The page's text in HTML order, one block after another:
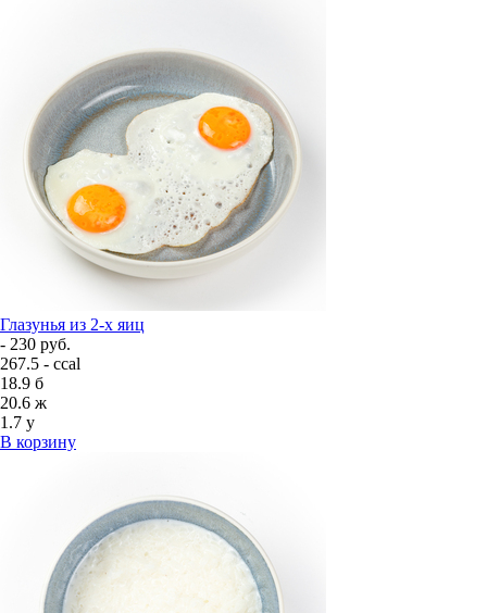
Глазунья из 2-х яиц
- 230 руб.
267.5 - ccal
18.9 б
20.6 ж
1.7 у
В корзину